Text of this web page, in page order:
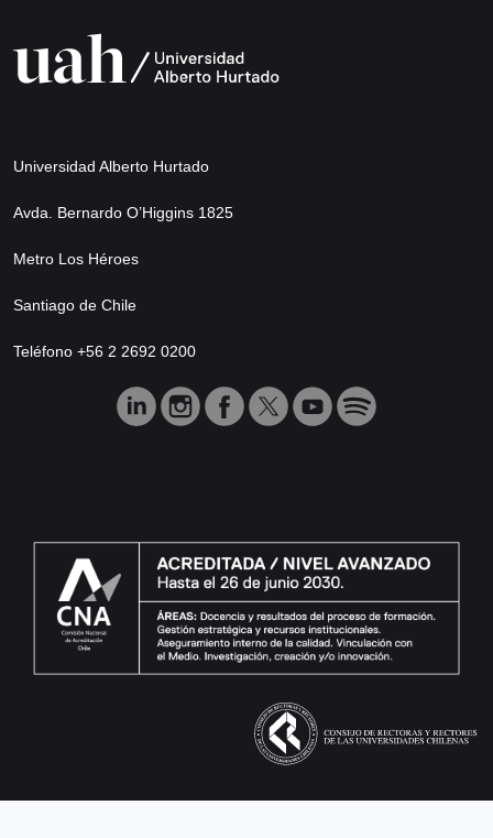
Universidad Alberto Hurtado
Avda. Bernardo O’Higgins 1825
Metro Los Héroes
Santiago de Chile
Teléfono +56 2 2692 0200